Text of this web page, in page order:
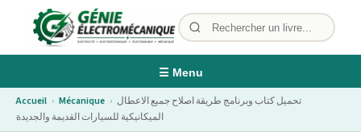
☰ Menu
Accueil › Mécanique › تحميل كتاب وبرنامج طريقة اصلاح جميع الاعطال
الميكانيكية للسيارات القديمة والجديدة